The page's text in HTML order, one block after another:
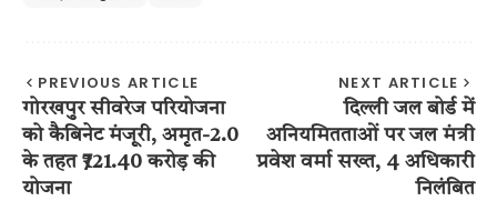
PREVIOUS ARTICLE
गोरखपुर सीवरेज परियोजना
को कैबिनेट मंजूरी, अमृत-2.0
के तहत ₹721.40 करोड़ की
योजना
NEXT ARTICLE
दिल्ली जल बोर्ड में
अनियमितताओं पर जल मंत्री
प्रवेश वर्मा सख्त, 4 अधिकारी
निलंबित